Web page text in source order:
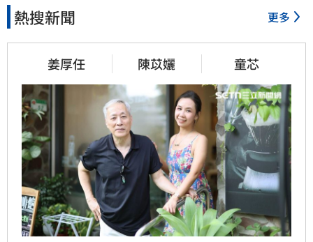
熱搜新聞 更多
姜厚任 陳苡孋 童芯